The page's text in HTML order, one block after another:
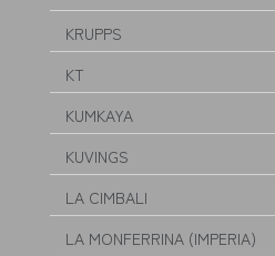
KRUPPS
KT
KUMKAYA
KUVINGS
LA CIMBALI
LA MONFERRINA (IMPERIA)